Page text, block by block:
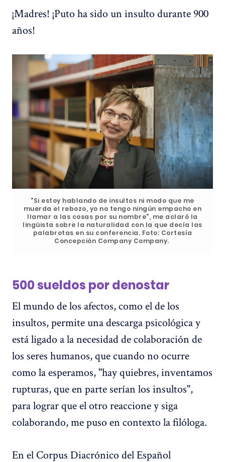
¡Madres! ¡Puto ha sido un insulto durante 900
años!
"Si estoy hablando de insultos ni modo que me
muerda el rebozo, yo no tengo ningún empacho en
llamar a las cosas por su nombre", me aclaró la
lingüista sobre la naturalidad con la que decía las
palabrotas en su conferencia. Foto: Cortesía
Concepción Company Company.
500 sueldos por denostar
El mundo de los afectos, como el de los
insultos, permite una descarga psicológica y
está ligado a la necesidad de colaboración de
los seres humanos, que cuando no ocurre
como la esperamos, "hay quiebres, inventamos
rupturas, que en parte serían los insultos",
para lograr que el otro reaccione y siga
colaborando, me puso en contexto la filóloga.
En el Corpus Diacrónico del Español